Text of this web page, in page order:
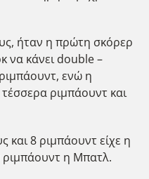
ήταν η πρώτη σκόρερ
να κάνει double –
ενώ η
τέσσερα ριμπάουντ και
και 8 ριμπάουντ είχε η
ριμπάουντ η Μπατλ.